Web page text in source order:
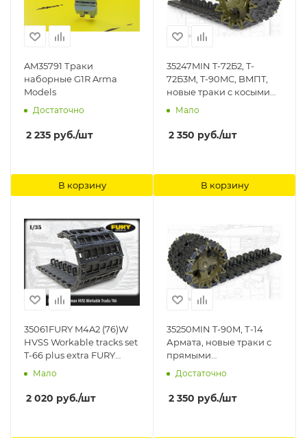
AM35791 Траки
наборные G1R Arma
Models
Достаточно
2 235 руб./шт
В корзину
35247MIN T-72Б2, T-
72Б3M, T-90MC, BMПT,
новые траки с косыми
грунтозацепами плюс
MINIARM
Мало
2 350 руб./шт
В корзину
35061FURY M4A2 (76)W
HVSS Workable tracks set
T-66 plus extra FURY
models
Мало
2 020 руб./шт
35250MIN T-90M, Т-14
Армата, новые траки с
прямыми
грунтозацепами плюс
ведущие звезды+
запаски MINIARM
Достаточно
2 350 руб./шт